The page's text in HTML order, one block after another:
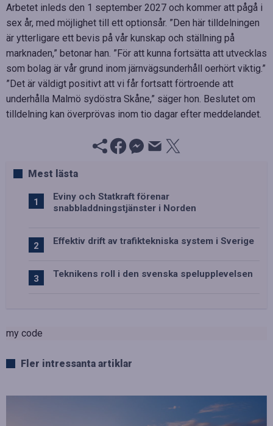
Arbetet inleds den 1 september 2027 och kommer att pågå i
sex år, med möjlighet till ett optionsår. ”Den här tilldelningen
är ytterligare ett bevis på vår kunskap och ställning på
marknaden,” betonar han. ”För att kunna fortsätta att utvecklas
som bolag är vår grund inom järnvägsunderhåll oerhört viktig.”
”Det är väldigt positivt att vi får fortsatt förtroende att
underhålla Malmö sydöstra Skåne,” säger hon. Beslutet om
tilldelning kan överprövas inom tio dagar efter meddelandet.
Mest lästa
Eviny och Statkraft förenar
snabbladdningstjänster i Norden
Effektiv drift av trafiktekniska system i Sverige
Teknikens roll i den svenska spelupplevelsen
my code
Fler intressanta artiklar